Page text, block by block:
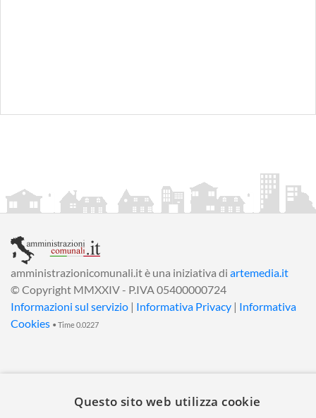
amministrazionicomunali.it è una iniziativa di artemedia.it
© Copyright MMXXIV - P.IVA 05400000724
Informazioni sul servizio | Informativa Privacy | Informativa
Cookies • Time 0.0227
Questo sito web utilizza cookie